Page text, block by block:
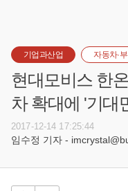
기업과산업 자동차·
현대모비스 한
차 확대에 '기대
2017-12-14 17:25:44
임수정 기자 -